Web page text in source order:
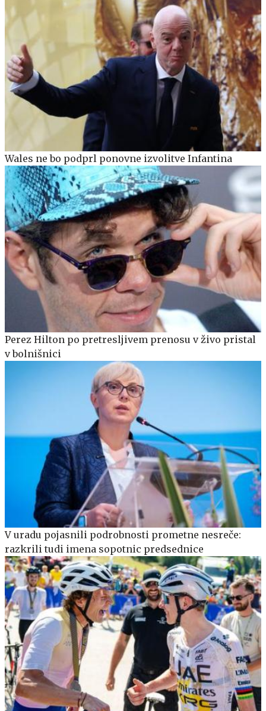
Wales ne bo podprl ponovne izvolitve Infantina
Perez Hilton po pretresljivem prenosu v živo pristal
v bolnišnici
V uradu pojasnili podrobnosti prometne nesreče:
razkrili tudi imena sopotnic predsednice